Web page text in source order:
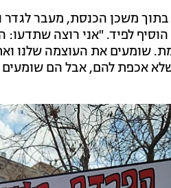
בתוך משכן הכנסת, מעבר
לפיד. "אני רוצה
שומעים את העוצמה שלנו
אכפת להם, אבל הם